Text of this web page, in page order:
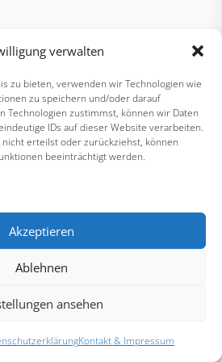
verwalten
zu bieten, verwenden wir Technologien wie
zu speichern und/oder darauf
Technologien zustimmst, können wir Daten
IDs auf dieser Website verarbeiten.
erteilst oder zurückziehst, können
beeinträchtigt werden.
Akzeptieren
Ablehnen
ansehen
Kontakt & Impressum